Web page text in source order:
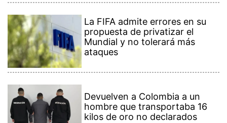
La FIFA admite errores en su
propuesta de privatizar el
Mundial y no tolerará más
ataques
Devuelven a Colombia a un
hombre que transportaba 16
kilos de oro no declarados